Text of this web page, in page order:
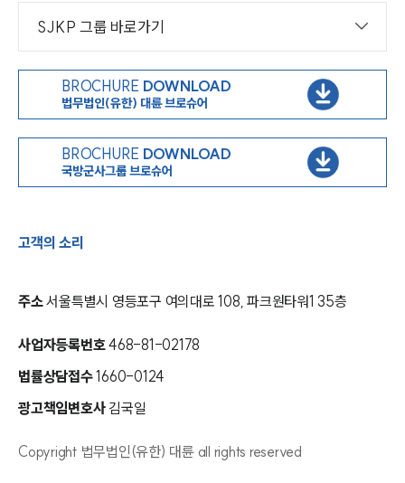
인재채용
SJKP 그룹 바로가기
BROCHURE DOWNLOAD
법무법인(유한) 대륜 브로슈어
BROCHURE DOWNLOAD
국방군사그룹 브로슈어
고객의 소리
주소서울특별시 영등포구 여의대로 108, 파크원타워1 35층
사업자등록번호468-81-02178
법률상담접수1660-0124
광고책임변호사 김국일
Copyright 법무법인(유한) 대륜 all rights reserved